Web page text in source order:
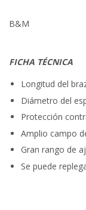
B&M
FICHA TÉCNICA
Longitud del
Diámetro del
Protección
Amplio campo
Gran rango de
Se puede